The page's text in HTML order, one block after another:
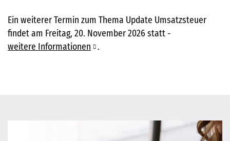
Ein weiterer Termin zum Thema Update Umsatzsteuer
findet am Freitag, 20. November 2026 statt -
weitere Informationen
.